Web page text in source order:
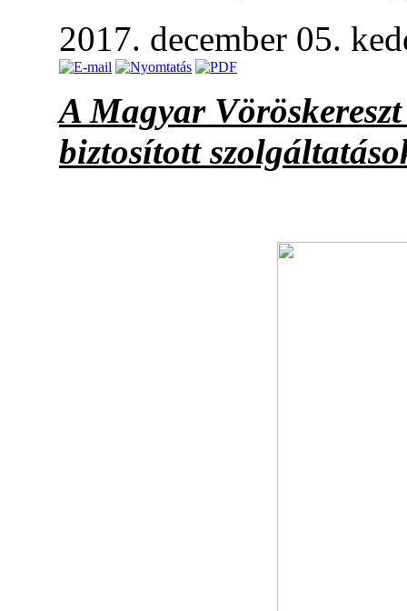
2017. december 05.
A Magyar
biztosított